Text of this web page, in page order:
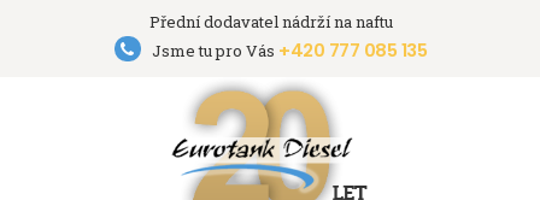
Přední dodavatel nádrží na naftu
Jsme tu pro Vás +420 777 085 135
Eurotank Diesel s.r.o.
Přední dodavatel nádrží na naftu
HOME
NÁDRŽE